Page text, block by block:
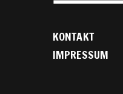
KONTAKT
IMPRESSUM